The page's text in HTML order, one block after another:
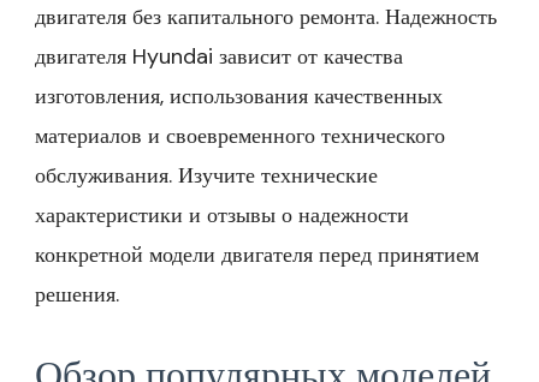
двигателя без капитального ремонта. Надежность
двигателя Hyundai зависит от качества
изготовления, использования качественных
материалов и своевременного технического
обслуживания. Изучите технические
характеристики и отзывы о надежности
конкретной модели двигателя перед принятием
решения.